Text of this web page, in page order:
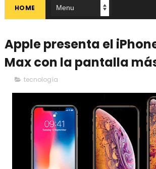
HOME
Apple presenta el
Max con la pantalla
tecnología